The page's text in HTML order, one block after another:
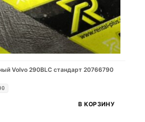
Volvo 290BLC стандарт 20766790
В КОРЗИНУ